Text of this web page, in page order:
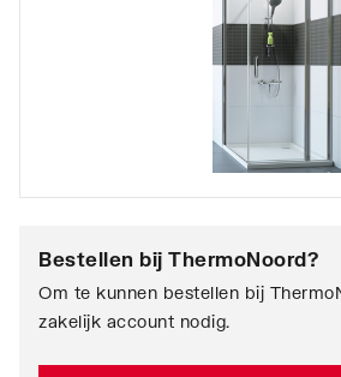
Bestellen bij ThermoNoord?
Om te kunnen bestellen bij
zakelijk account nodig.